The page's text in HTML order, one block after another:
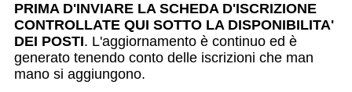
PRIMA D'INVIARE LA SCHEDA D'ISCRIZIONE
CONTROLLATE QUI SOTTO LA DISPONIBILITA'
DEI POSTI. L'aggiornamento è continuo ed è
generato tenendo conto delle iscrizioni che man
mano si aggiungono.